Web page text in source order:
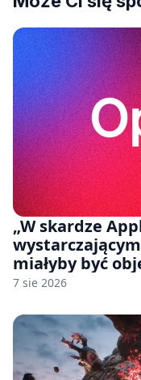
„W skardze
miałyby być
handlowej”.
7 sie 2026